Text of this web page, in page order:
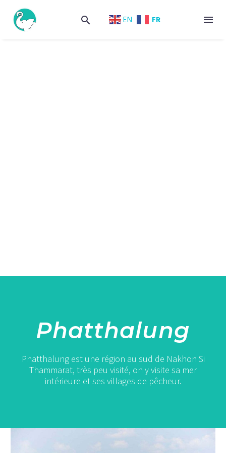
EN FR
Phatthalung
Phatthalung est une région au sud de Nakhon Si
Thammarat, très peu visité, on y visite sa mer
intérieure et ses villages de pêcheur.